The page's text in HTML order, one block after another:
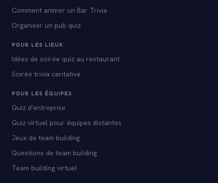
Comment animer un Bar Trivia
Organiser un pub quiz
POUR LES LIEUX
Idées de soirée quiz au restaurant
Soirée trivia caritative
POUR LES ÉQUIPES
Quiz d'entreprise
Quiz virtuel pour équipes distantes
Jeux de team building
Questions de team building
Team building virtuel